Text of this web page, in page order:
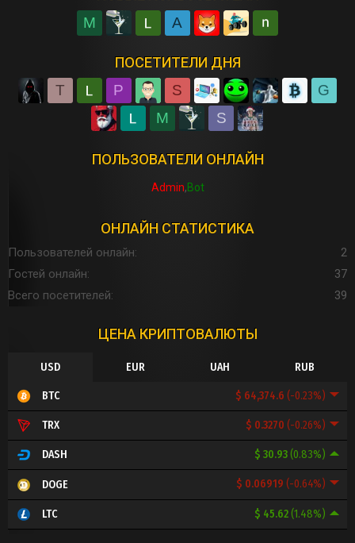
M A
ПОСЕТИТЕЛИ ДНЯ
T P S
G
M
S
ПОЛЬЗОВАТЕЛИ ОНЛАЙН
Admin Bot
ОНЛАЙН СТАТИСТИКА
Пользователей онлайн
2
Гостей онлайн
37
Всего посетителей
39
ЦЕНА КРИПТОВАЛЮТЫ
USD EUR UAH RUB
$ 64,374.6 (-0.23%)
BTC
$ 0.3270 (-0.26%)
TRX
$ 30.93(0.83%)
DASH
$ 0.06919 (-0.64%)
DOGE
$ 45.62(1.48%)
LTC